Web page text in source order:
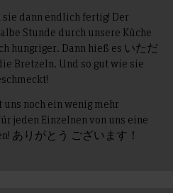
dann endlich fertig! Der
Stunde durch unsere Küche
hungriger. Dann hieß es いただ
Bretzeln. Und so gut wie sie
uns noch ein wenig mehr
jeden Einzelnen von uns eine
ありがとう ございます！